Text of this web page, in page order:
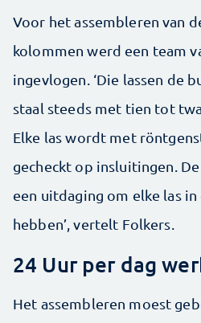
Voor het assembleren van
kolommen werd een team
ingevlogen. ‘Die lassen de
staal steeds met tien tot
Elke las wordt met
gecheckt op insluitingen.
een uitdaging om elke las
hebben’, vertelt Folkers.
24 Uur per dag
Het assembleren moest